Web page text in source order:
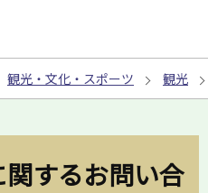
観光・文化・スポーツ 観光
するお問い合